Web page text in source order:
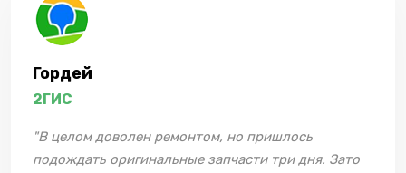
Гордей
2ГИС
"В целом доволен ремонтом, но пришлось
подождать оригинальные запчасти три дня. Зато